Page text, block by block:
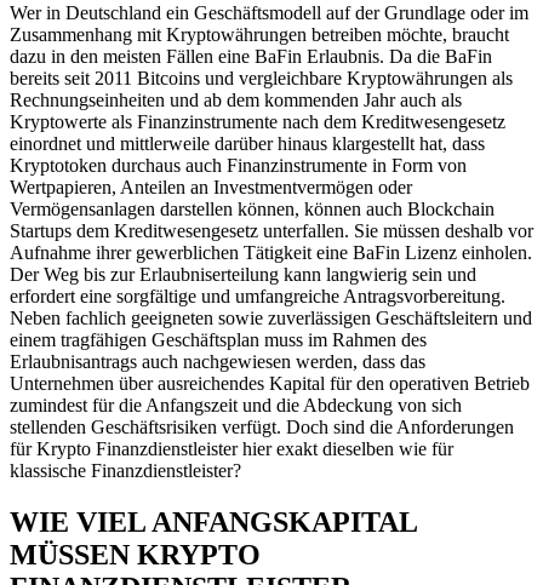
Wer in Deutschland ein Geschäftsmodell auf der Grundlage oder im
Zusammenhang mit Kryptowährungen betreiben möchte, braucht
dazu in den meisten Fällen eine BaFin Erlaubnis. Da die BaFin
bereits seit 2011 Bitcoins und vergleichbare Kryptowährungen als
Rechnungseinheiten und ab dem kommenden Jahr auch als
Kryptowerte als Finanzinstrumente nach dem Kreditwesengesetz
einordnet und mittlerweile darüber hinaus klargestellt hat, dass
Kryptotoken durchaus auch Finanzinstrumente in Form von
Wertpapieren, Anteilen an Investmentvermögen oder
Vermögensanlagen darstellen können, können auch Blockchain
Startups dem Kreditwesengesetz unterfallen. Sie müssen deshalb vor
Aufnahme ihrer gewerblichen Tätigkeit eine BaFin Lizenz einholen.
Der Weg bis zur Erlaubniserteilung kann langwierig sein und
erfordert eine sorgfältige und umfangreiche Antragsvorbereitung.
Neben fachlich geeigneten sowie zuverlässigen Geschäftsleitern und
einem tragfähigen Geschäftsplan muss im Rahmen des
Erlaubnisantrags auch nachgewiesen werden, dass das
Unternehmen über ausreichendes Kapital für den operativen Betrieb
zumindest für die Anfangszeit und die Abdeckung von sich
stellenden Geschäftsrisiken verfügt. Doch sind die Anforderungen
für Krypto Finanzdienstleister hier exakt dieselben wie für
klassische Finanzdienstleister?
WIE VIEL ANFANGSKAPITAL
MÜSSEN KRYPTO